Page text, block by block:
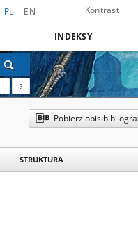
PL EN Kontrast
INDEKSY
?
Pobierz opis
STRUKTURA